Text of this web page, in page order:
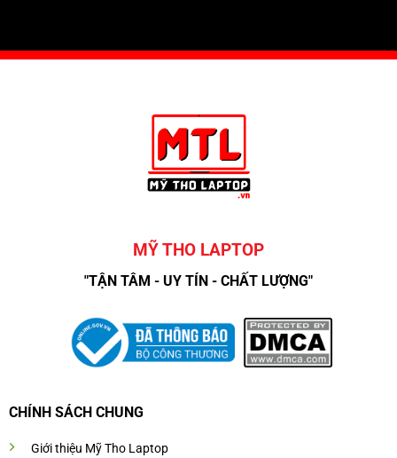
MỸ THO LAPTOP
"TẬN TÂM - UY TÍN - CHẤT LƯỢNG"
CHÍNH SÁCH CHUNG
Giới thiệu Mỹ Tho Laptop